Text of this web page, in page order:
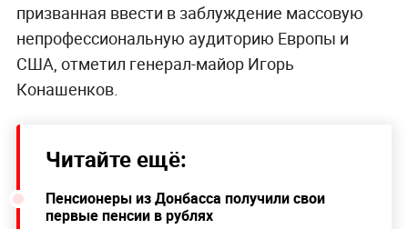
призванная ввести в заблуждение массовую
непрофессиональную аудиторию Европы и
США, отметил генерал-майор Игорь
Конашенков.
Читайте ещё:
Пенсионеры из Донбасса получили свои
первые пенсии в рублях